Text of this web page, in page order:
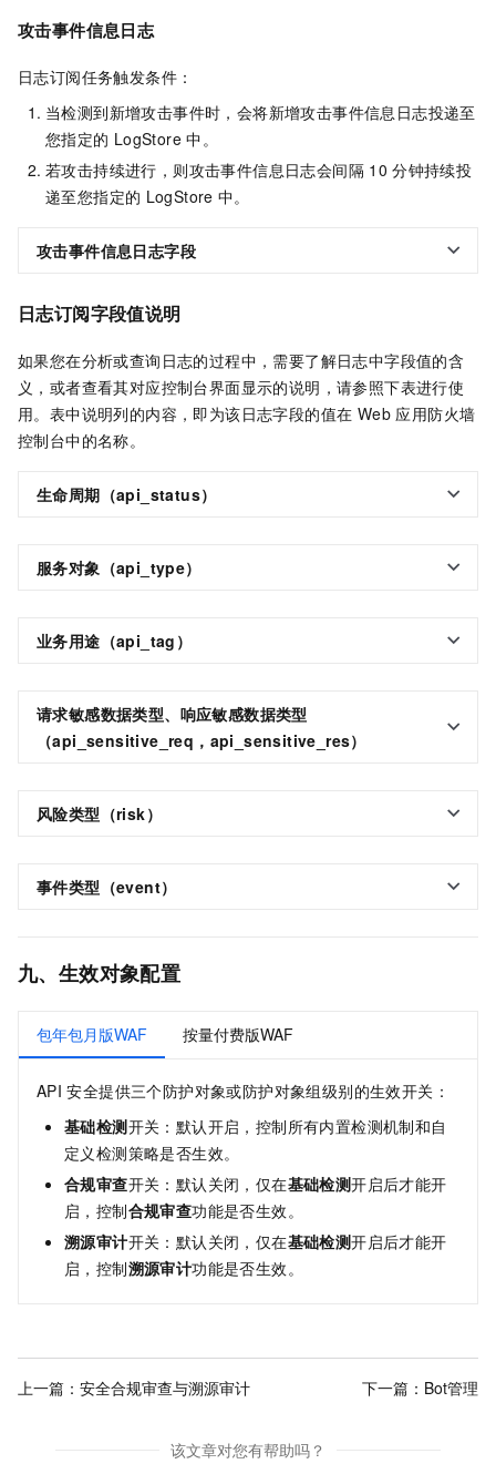
攻击事件信息日志
日志订阅任务触发条件：
当检测到新增攻击事件时，会将新增攻击事件信息日志投递至
您指定的 LogStore 中。
若攻击持续进行，则攻击事件信息日志会间隔 10 分钟持续投
递至您指定的 LogStore 中。
攻击事件信息日志字段
日志订阅字段值说明
如果您在分析或查询日志的过程中，需要了解日志中字段值的含
义，或者查看其对应控制台界面显示的说明，请参照下表进行使
用。表中说明列的内容，即为该日志字段的值在 Web 应用防火墙
控制台中的名称。
生命周期（api_status）
服务对象（api_type）
业务用途（api_tag）
请求敏感数据类型、响应敏感数据类型
（api_sensitive_req，api_sensitive_res）
风险类型（risk）
事件类型（event）
九、生效对象配置
包年包月版WAF 按量付费版WAF
API 安全提供三个防护对象或防护对象组级别的生效开关：
基础检测开关：默认开启，控制所有内置检测机制和自
定义检测策略是否生效。
合规审查开关：默认关闭，仅在基础检测开启后才能开
启，控制合规审查功能是否生效。
溯源审计开关：默认关闭，仅在基础检测开启后才能开
启，控制溯源审计功能是否生效。
上一篇： 安全合规审查与溯源审计 下一篇： Bot管理
该文章对您有帮助吗？